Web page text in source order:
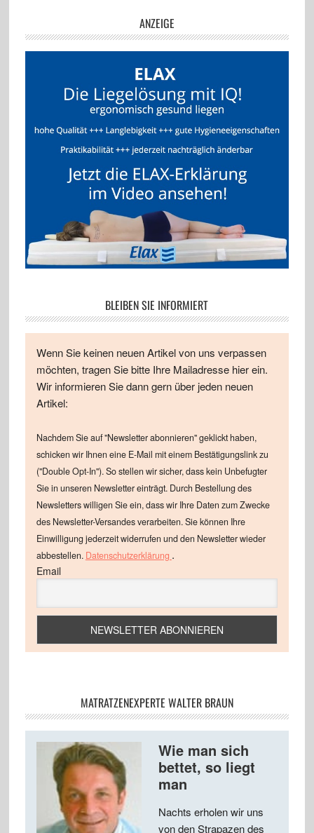
ANZEIGE
BLEIBEN SIE INFORMIERT
Wenn Sie keinen neuen Artikel von uns verpassen
möchten, tragen Sie bitte Ihre Mailadresse hier ein.
Wir informieren Sie dann gern über jeden neuen
Artikel:
Nachdem Sie auf "Newsletter abonnieren" geklickt haben,
schicken wir Ihnen eine E-Mail mit einem Bestätigungslink zu
("Double Opt-In"). So stellen wir sicher, dass kein Unbefugter
Sie in unseren Newsletter einträgt. Durch Bestellung des
Newsletters willigen Sie ein, dass wir Ihre Daten zum Zwecke
des Newsletter-Versandes verarbeiten. Sie können Ihre
Einwilligung jederzeit widerrufen und den Newsletter wieder
abbestellen. Datenschutzerklärung .
Email
MATRATZENEXPERTE WALTER BRAUN
Wie man sich
bettet, so liegt
man
Nachts erholen wir uns
von den Strapazen des